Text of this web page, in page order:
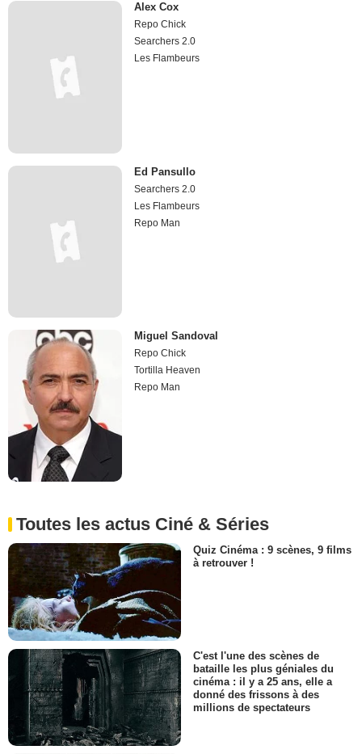
Alex Cox
Repo Chick
Searchers 2.0
Les Flambeurs
Ed Pansullo
Searchers 2.0
Les Flambeurs
Repo Man
Miguel Sandoval
Repo Chick
Tortilla Heaven
Repo Man
Toutes les actus Ciné & Séries
Quiz Cinéma : 9 scènes, 9 films
à retrouver !
C'est l'une des scènes de
bataille les plus géniales du
cinéma : il y a 25 ans, elle a
donné des frissons à des
millions de spectateurs